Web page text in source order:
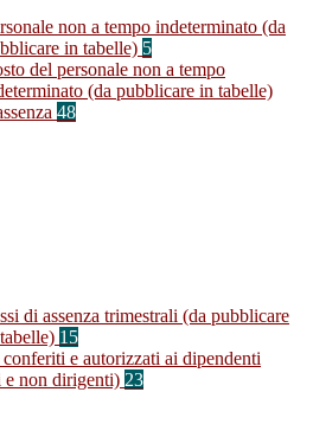
non a tempo indeterminato (da
in tabelle) 5
del personale non a tempo
(da pubblicare in tabelle)
48
di assenza trimestrali (da pubblicare
15
e autorizzati ai dipendenti
e non dirigenti) 23